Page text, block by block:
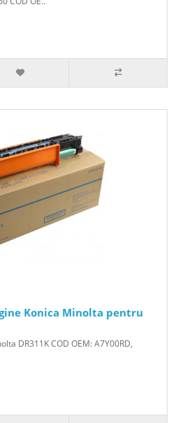
Konica Minolta pentru
DR311K COD OEM: A7Y00RD,